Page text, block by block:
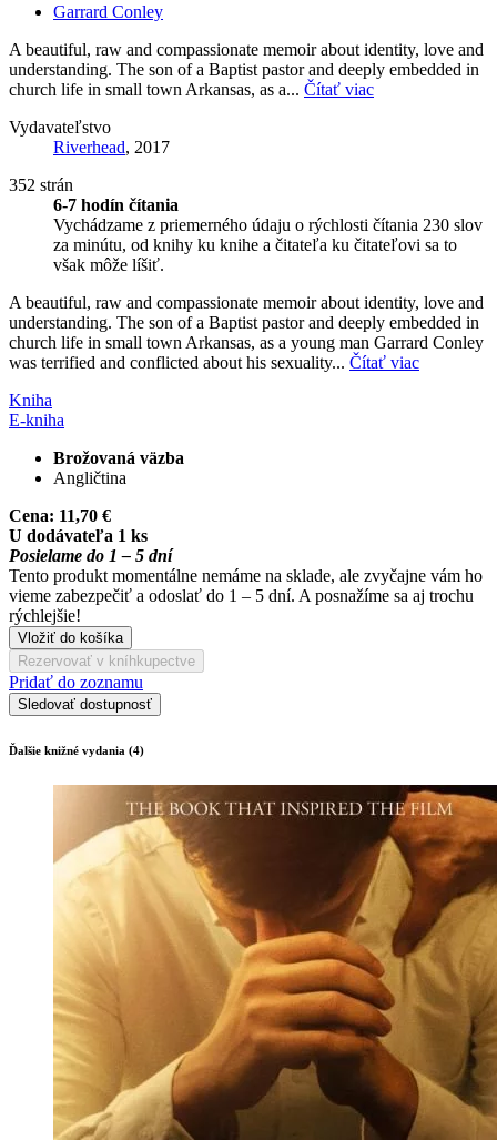
Garrard Conley
A beautiful, raw and compassionate memoir about identity, love and
understanding. The son of a Baptist pastor and deeply embedded in
church life in small town Arkansas, as a... Čítať viac
Vydavateľstvo
Riverhead, 2017
352 strán
6-7 hodín čítania
Vychádzame z priemerného údaju o rýchlosti čítania 230 slov
za minútu, od knihy ku knihe a čitateľa ku čitateľovi sa to
však môže líšiť.
A beautiful, raw and compassionate memoir about identity, love and
understanding. The son of a Baptist pastor and deeply embedded in
church life in small town Arkansas, as a young man Garrard Conley
was terrified and conflicted about his sexuality... Čítať viac
Kniha
E-kniha
Brožovaná väzba
Angličtina
Cena: 11,70 €
U dodávateľa 1 ks
Posielame do 1 – 5 dní
Tento produkt momentálne nemáme na sklade, ale zvyčajne vám ho
vieme zabezpečiť a odoslať do 1 – 5 dní. A posnažíme sa aj trochu
rýchlejšie!
Vložiť do košíka
Rezervovať v kníhkupectve
Pridať do zoznamu
Sledovať dostupnosť
Ďalšie knižné vydania (4)